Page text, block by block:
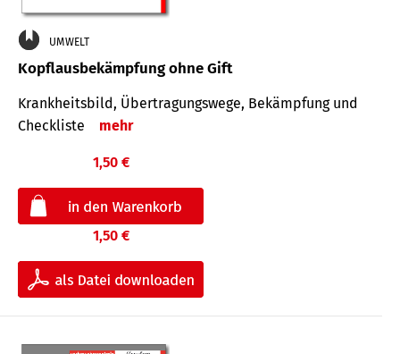
UMWELT
Kopflausbekämpfung ohne Gift
Krankheits­bild, Übertra­gungs­wege, Bekämpfung und
Check­liste
mehr
1,50 €
1,50 €